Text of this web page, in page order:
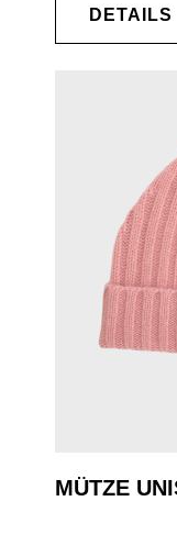
DETAILS
MÜTZE